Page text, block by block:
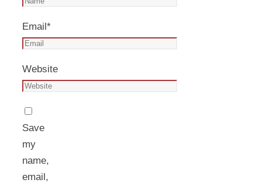
Email*
Website
Save
my
name,
email,